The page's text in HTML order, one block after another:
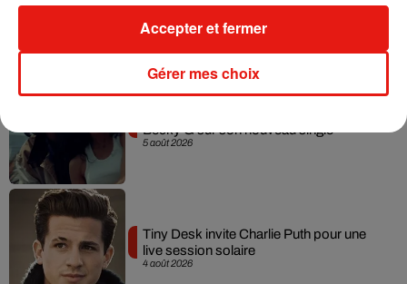
7 août 2026
collaboration tant attendue
5 août 2026
Becky G sur son nouveau single
4 août 2026
Tiny Desk invite Charlie Puth pour une
live session solaire
Gérer mes choix
Accepter et fermer